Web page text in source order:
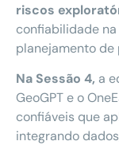
riscos
confiabilidade
planejamento de
Na Sessão 4, a
GeoGPT e o
confiáveis que
integrando